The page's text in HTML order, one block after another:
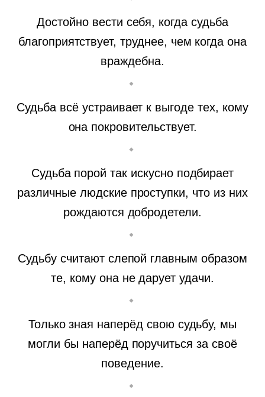
Достойно вести себя, когда судьба
благоприятствует, труднее, чем когда она
враждебна.
Судьба всё устраивает к выгоде тех, кому
она покровительствует.
Судьба порой так искусно подбирает
различные людские проступки, что из них
рождаются добродетели.
Судьбу считают слепой главным образом
те, кому она не дарует удачи.
Только зная наперёд свою судьбу, мы
могли бы наперёд поручиться за своё
поведение.